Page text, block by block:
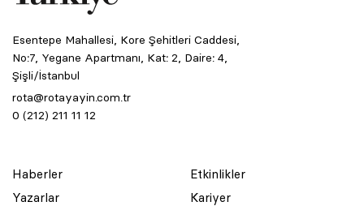
Esentepe Mahallesi, Kore Şehitleri Caddesi,
No:7, Yegane Apartmanı, Kat: 2, Daire: 4,
Şişli/İstanbul
rota@rotayayin.com.tr
0 (212) 211 11 12
Haberler
Yazarlar
Etkinlikler
Kariyer